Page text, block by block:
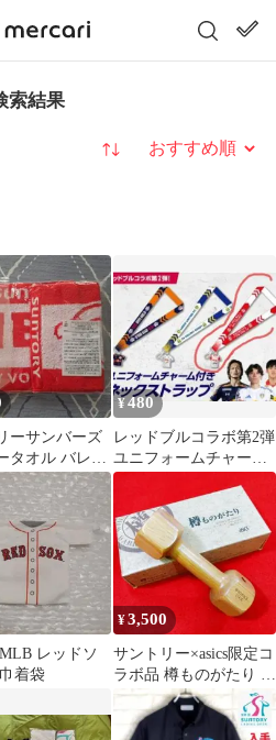
索結果
並び替え
ーサンバーズ
タオル バレー
品・未使用 ス
¥480
レッドブルコラボ第2弾
ユニフォームチャーム
付きネックストラップ
北野 颯太選手
レッドソ
着袋
¥3,500
サントリー×asics限定コ
ラボ品 樽ものがたり オ
ーク材ダンベル スポー
ツ用品